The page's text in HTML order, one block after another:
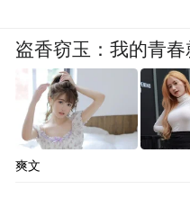
盗香窃玉：我的青
爽文